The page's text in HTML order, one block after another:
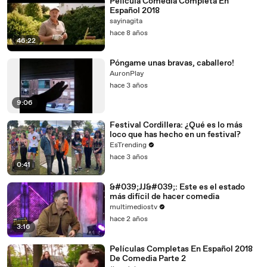
46:22
Español 2018
sayinagita
hace 8 años
9:06
Póngame unas bravas, caballero!
AuronPlay
hace 3 años
0:41
Festival Cordillera: ¿Qué es lo más
loco que has hecho en un festival?
EsTrending
hace 3 años
3:16
&#039;JJ&#039;: Este es el estado
más difícil de hacer comedia
multimediostv
hace 2 años
Películas Completas En Español 2018
De Comedia Parte 2